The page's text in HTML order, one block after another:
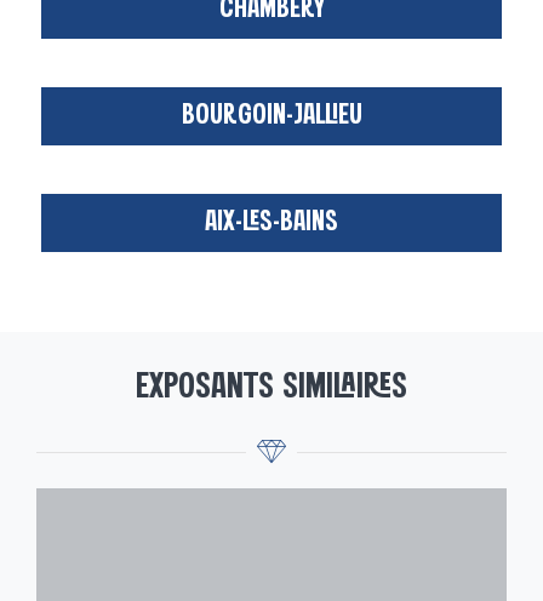
CHAMBÉRY
BOURGOIN-JALLIEU
AIX-LES-BAINS
EXPOSANTS SIMILAIRES